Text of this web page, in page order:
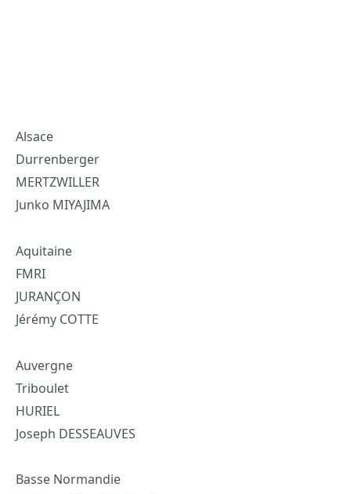
Alsace
Durrenberger
MERTZWILLER
Junko MIYAJIMA
Aquitaine
FMRI
JURANÇON
Jérémy COTTE
Auvergne
Triboulet
HURIEL
Joseph DESSEAUVES
Basse Normandie